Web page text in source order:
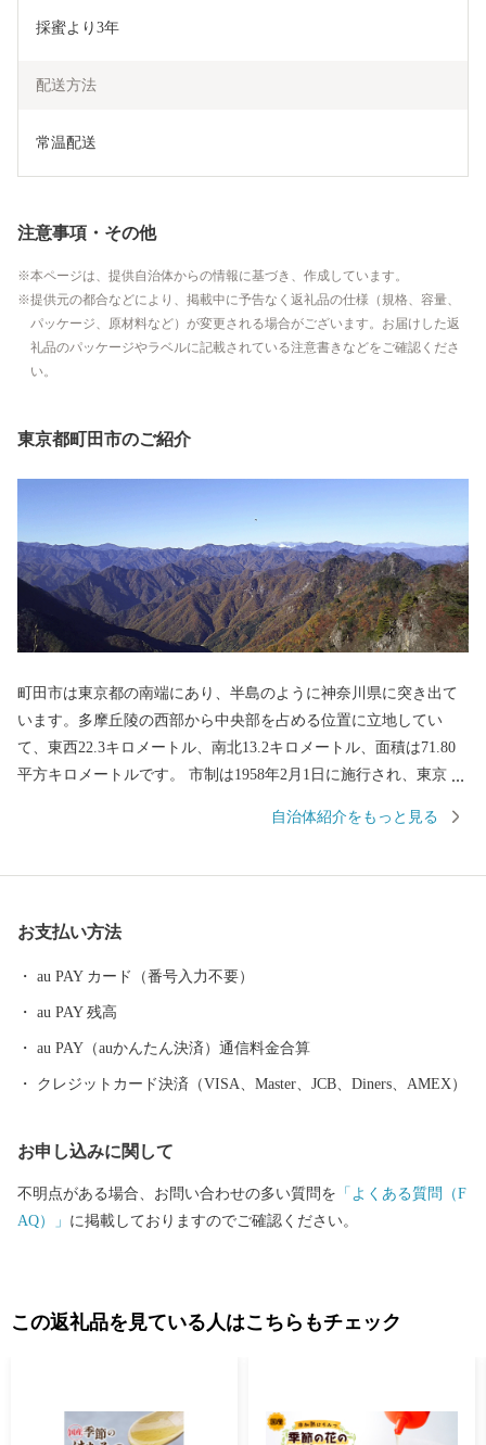
採蜜より3年
配送方法
常温配送
注意事項・その他
本ページは、提供自治体からの情報に基づき、作成しています。
提供元の都合などにより、掲載中に予告なく返礼品の仕様（規格、容量、
パッケージ、原材料など）が変更される場合がございます。お届けした返
礼品のパッケージやラベルに記載されている注意書きなどをご確認くださ
い。
東京都町田市のご紹介
町田市は東京都の南端にあり、半島のように神奈川県に突き出て
います。多摩丘陵の西部から中央部を占める位置に立地してい
て、東西22.3キロメートル、南北13.2キロメートル、面積は71.80
平方キロメートルです。 市制は1958年2月1日に施行され、東京都
道」とも呼ばれ、交通の要衝、商都として繁栄してきました。近
自治体紹介をもっと見る
お支払い方法
au PAY カード（番号入力不要）
au PAY 残高
au PAY（auかんたん決済）通信料金合算
クレジットカード決済（VISA、Master、JCB、Diners、AMEX）
お申し込みに関して
不明点がある場合、お問い合わせの多い質問を 「よくある質問（F
AQ）」 に掲載しておりますのでご確認ください。
この返礼品を見ている人はこちらもチェック